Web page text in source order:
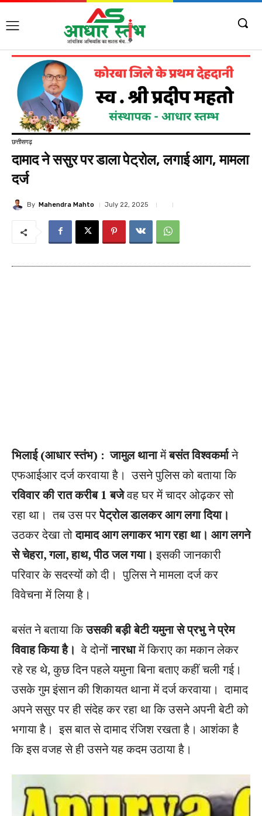
छत्तीसगढ़
दामाद ने ससुर पर डाला पेट्रोल, लगाई आग, मामला
दर्ज
By Mahendra Mahto July 22, 2025
भिलाई (आधार स्तंभ) : जामुल थानामेंबसंत विश्वकर्माने
एफआईआर दर्ज करवाया है। उसने पुलिस को बताया कि
रविवार की रात करीब 1 बजेवह घर में चादर ओढ़कर सो
रहा था। तब उस परपेट्रोल डालकर आग लगा दिया।
उठकर देखा तोदामाद आग लगाकर भाग रहा था। आग लगने
से चेहरा, गला, हाथ, पीठ जल गया। इसकी जानकारी
परिवार के सदस्यों को दी। पुलिस ने मामला दर्ज कर
विवेचना में लिया है।
बसंत ने बताया किउसकी बड़ी बेटी यमुना से प्रभु ने प्रेम
विवाह किया है। वे दोनोंनारधामें किराए का मकान लेकर
रहे रह थे, कुछ दिन पहले यमुना बिना बताए कहीं चली गई।
उसके गुम इंसान की शिकायत थाना में दर्ज करवाया। दामाद
अपने ससुर पर ही संदेह कर रहा था कि उसने अपनी बेटी को
भगाया है। इस बात से दामाद रंजिश रखता है। आशंका है
कि इस वजह से ही उसने यह कदम उठाया है।